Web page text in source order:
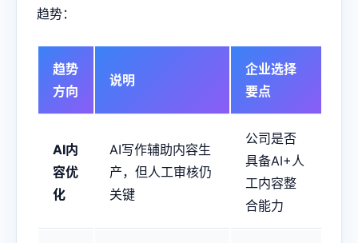
趋势：
趋势
方向
说明
企业选择
要点
AI内
容优
化
AI写作辅助内容生
产，但人工审核仍
关键
公司是否
具备AI+人
工内容整
合能力